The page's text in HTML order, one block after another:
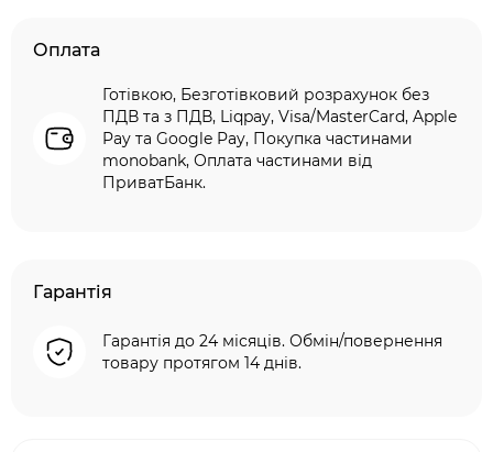
Оплата
Готівкою, Безготівковий розрахунок без
ПДВ та з ПДВ, Liqpay, Visa/MasterCard, Apple
Pay та Google Pay, Покупка частинами
monobank, Оплата частинами від
ПриватБанк.
Гарантія
Гарантія до 24 місяців. Обмін/повернення
товару протягом 14 днів.